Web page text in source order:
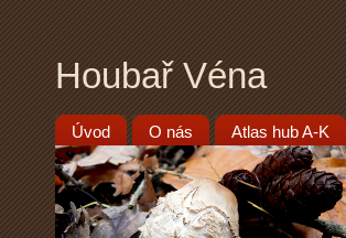
Houbař Véna
Úvod O nás Atlas hub A-K